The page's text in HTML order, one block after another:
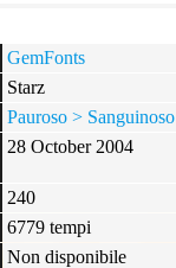
GemFonts
Starz
Pauroso > Sanguinoso
28 October 2004
240
6779 tempi
Non disponibile